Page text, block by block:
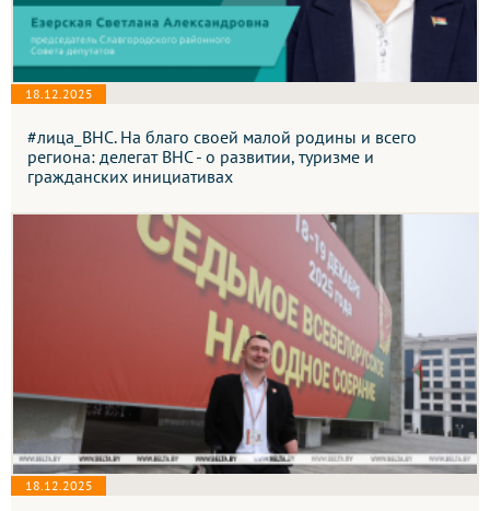
18.12.2025
#лица_ВНС. На благо своей малой родины и всего
региона: делегат ВНС - о развитии, туризме и
гражданских инициативах
18.12.2025